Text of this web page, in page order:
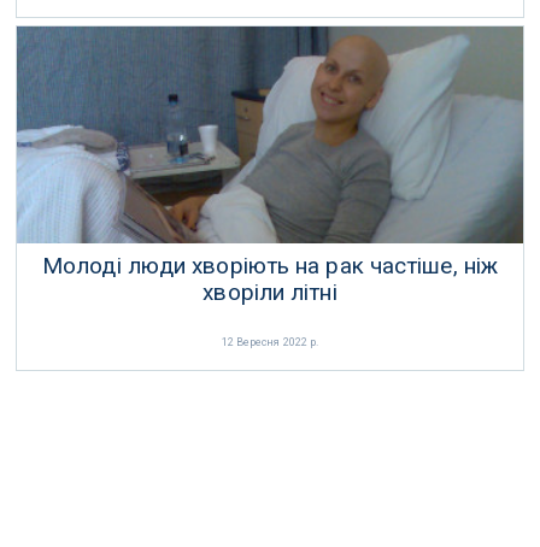
Молоді люди хворіють на рак частіше, ніж
хворіли літні
12 Вересня 2022 р.